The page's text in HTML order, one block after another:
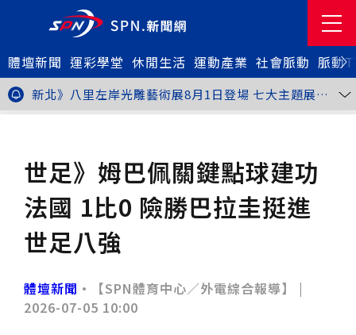
體壇新聞 運彩學堂 休閒生活 運動產業 社會脈動 脈動
金牌搖籃驚傳「球荒」！江啟臣偕運彩公會挺萬和國
中，捐贈 1800 顆羽球助小將 4 月全中運奪金
台中》15分鐘的診療，13年的堅持！ 中山醫大牙醫系
跨海義診13年
新北》八里左岸光雕藝術展8月1日登場 七大主題展區
打造夏夜光影盛宴
台中》中聯油脂案釀全民恐慌 議員張芬郁質詢轟食安稽
適圈」祕笈
台中》食安風暴擴大 中彰投苗縣市長參選人提「食安聯
防治理平台」等3主張
台中》中山醫大攜手新創登陸亞洲生技展 發表「微奈米
眼用鏡片」等13項臨床研發技術
高雄》啟用近30年迎來外觀與結構重塑 高雄旗津輪渡
站改造完工啟用
縮短藥效等待期！中山附醫引進速效抗憂鬱鼻噴劑 24
小時內見效、助重症患者重返社會
台北》首創水資源循環教育園區 民生水資再生廠環教館
正式啟用
專題人物》我不是會長，是歐巴桑！」穆閩珠自掏腰包
台中》中捷聯名VTuber活動告捷 首5日運量增24%周
邊營收破250萬
台中》看好綠美圖 大巨蛋商機！星享道攜手萬豪 打造
世足》姆巴佩關鍵點球建功
法國 1比0 險勝巴拉圭挺進
世足八強
體壇新聞 •【SPN體育中心／外電綜合報導】 |
2026-07-05 10:00